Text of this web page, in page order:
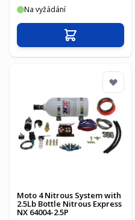
Na vyžádání
Přidat do košíku
Moto 4 Nitrous System with
2.5Lb Bottle Nitrous Express
NX 64004-2.5P